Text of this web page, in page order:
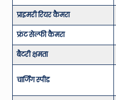
प्राइमरी रियर कैमरा
फ्रंट सेल्फी कैमरा
बैटरी क्षमता
चार्जिंग स्पीड